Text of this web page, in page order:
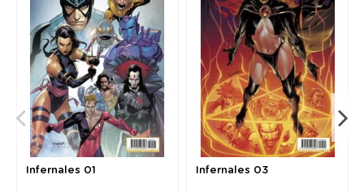
Infernales 01 Infernales 03